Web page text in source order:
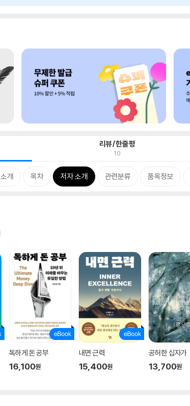
리뷰/한줄평
10
소개 목차 저자 소개 관련분류 품목정보
독하게 돈 공부
16,100원
내면 근력
15,400원
공허한 십자가
13,700원